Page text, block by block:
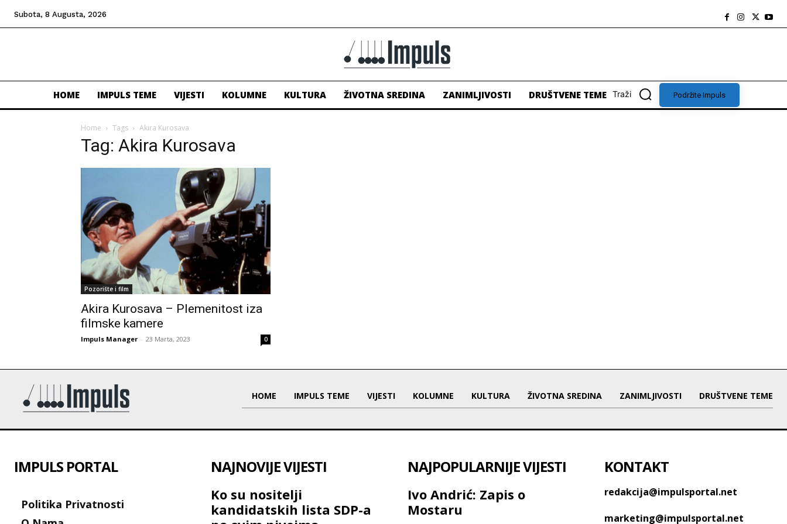
Subota, 8 Augusta, 2026
HOME IMPULS TEME VIJESTI KOLUMNE KULTURA ŽIVOTNA SREDINA ZANIMLJIVOSTI DRUŠTVENE TEME Traži Podržite Impuls
Home Tags Akira Kurosava
Tag: Akira Kurosava
Pozorište i film
Akira Kurosava – Plemenitost iza
filmske kamere
Impuls Manager - 23 Marta, 2023 0
HOME IMPULS TEME VIJESTI KOLUMNE KULTURA ŽIVOTNA SREDINA ZANIMLJIVOSTI DRUŠTVENE TEME
IMPULS PORTAL
Politika Privatnosti
NAJNOVIJE VIJESTI
Ko su nositelji
kandidatskih lista SDP-a
NAJPOPULARNIJE VIJESTI
Ivo Andrić: Zapis o
Mostaru
KONTAKT
redakcija@impulsportal.net
marketing@impulsportal.net